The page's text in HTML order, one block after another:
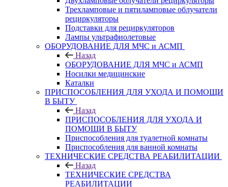
Трехламповые и пятиламповые облучатели
рециркуляторы
Подставки для рециркуляторов
Лампы ультрафиолетовые
ОБОРУДОВАНИЕ ДЛЯ МЧС и АСМП
Назад
ОБОРУДОВАНИЕ ДЛЯ МЧС и АСМП
Носилки медицинские
Каталки
ПРИСПОСОБЛЕНИЯ ДЛЯ УХОДА И ПОМОЩИ
В БЫТУ
Назад
ПРИСПОСОБЛЕНИЯ ДЛЯ УХОДА И
ПОМОЩИ В БЫТУ
Приспособления для туалетной комнаты
Приспособления для ванной комнаты
ТЕХНИЧЕСКИЕ СРЕДСТВА РЕАБИЛИТАЦИИ
Назад
ТЕХНИЧЕСКИЕ СРЕДСТВА
РЕАБИЛИТАЦИИ